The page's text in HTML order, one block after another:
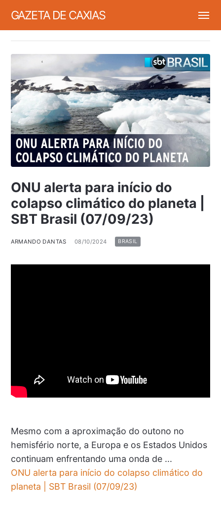
GAZETA DE CAXIAS
ONU alerta para início do
colapso climático do planeta |
SBT Brasil (07/09/23)
ARMANDO DANTAS 08/10/2024 BRASIL
Mesmo com a aproximação do outono no
hemisfério norte, a Europa e os Estados Unidos
continuam enfrentando uma onda de ...
ONU alerta para início do colapso climático do
planeta | SBT Brasil (07/09/23)